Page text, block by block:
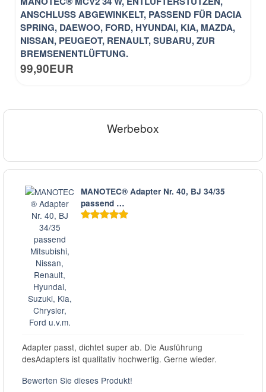
ANSCHLUSS ABGEWINKELT, PASSEND FÜR DACIA
SPRING, DAEWOO, FORD, HYUNDAI, KIA, MAZDA,
NISSAN, PEUGEOT, RENAULT, SUBARU, ZUR
BREMSENENTLÜFTUNG.
99,90EUR
Werbebox
MANOTEC® Adapter Nr. 40, BJ 34/35
passend …
Adapter passt, dichtet super ab. Die Ausführung
desAdapters ist qualitativ hochwertig. Gerne wieder.
Bewerten Sie dieses Produkt!